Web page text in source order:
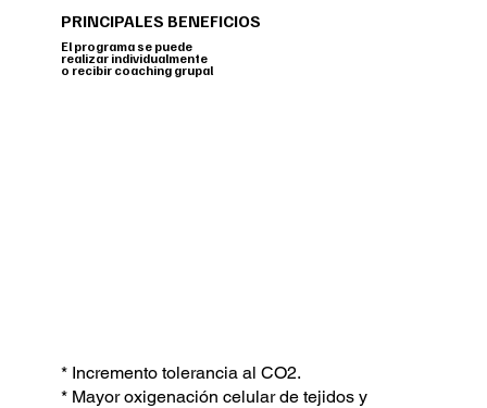
PRINCIPALES BENEFICIOS
El programa se puede
realizar individualmente
o recibir coaching grupal
* Incremento tolerancia al CO2.
* Mayor oxigenación celular de tejidos y